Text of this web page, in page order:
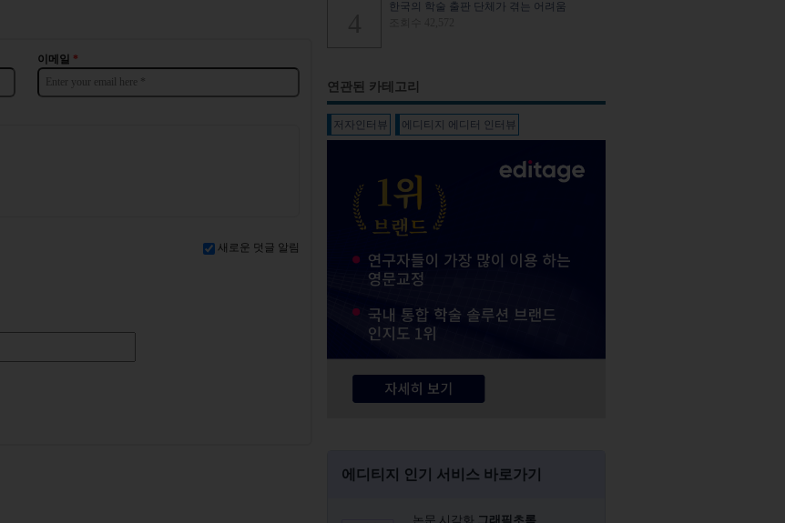
이메일 *
새로운 덧글 알림
한국의 학술 출판 단체가 겪는 어려움
연관된 카테고리
저자인터뷰 에디티지 에디터 인터뷰
에디티지 인기 서비스 바로가기
논문 시각화 그래픽초록​